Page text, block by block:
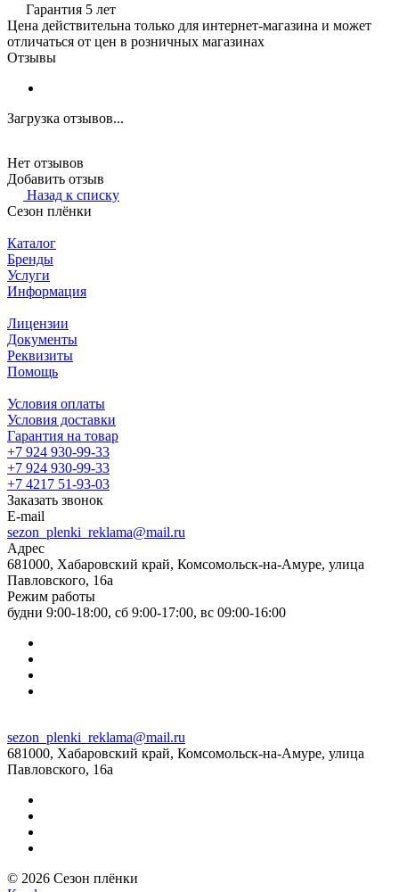
Гарантия 5 лет
Цена действительна только для интернет-магазина и может
отличаться от цен в розничных магазинах
Отзывы
Загрузка отзывов...
Нет отзывов
Добавить отзыв
Назад к списку
Сезон плёнки
Каталог
Бренды
Услуги
Информация
Лицензии
Документы
Реквизиты
Помощь
Условия оплаты
Условия доставки
Гарантия на товар
+7 924 930-99-33
+7 924 930-99-33
+7 4217 51-93-03
Заказать звонок
E-mail
sezon_plenki_reklama@mail.ru
Адрес
681000, Хабаровский край, Комсомольск-на-Амуре, улица
Павловского, 16а
Режим работы
будни 9:00-18:00, сб 9:00-17:00, вс 09:00-16:00
sezon_plenki_reklama@mail.ru
681000, Хабаровский край, Комсомольск-на-Амуре, улица
Павловского, 16а
© 2026 Сезон плёнки